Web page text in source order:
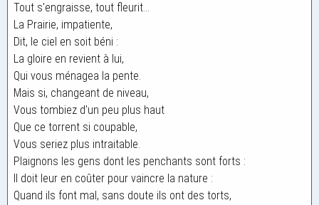
Tout s'engraisse, tout fleurit...
La Prairie, impatiente,
Dit, le ciel en soit béni :
La gloire en revient à lui,
Qui vous ménagea la pente.
Mais si, changeant de niveau,
Vous tombiez d'un peu plus haut
Que ce torrent si coupable,
Vous seriez plus intraitable.
Plaignons les gens dont les penchants sont forts :
Il doit leur en coûter pour vaincre la nature :
Quand ils font mal, sans doute ils ont des torts,